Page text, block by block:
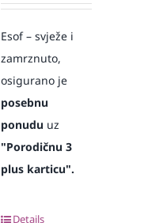
Esof – svježe i
zamrznuto,
osigurano je
posebnu
ponudu uz
"Porodičnu 3
plus karticu".
Details